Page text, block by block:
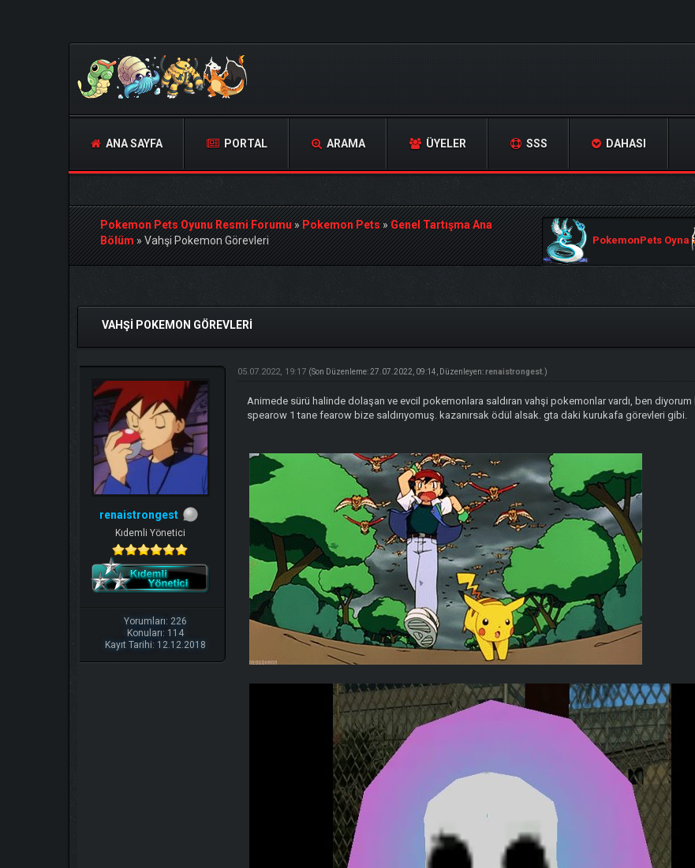
ANA SAYFA PORTAL ARAMA ÜYELER SSS DAHASI
Pokemon Pets Oyunu Resmi Forumu»Pokemon Pets»Genel Tartışma Ana
Bölüm»Vahşi Pokemon Görevleri PokemonPets Oyna
Derecelendirme: 0/5 - 0 oy
VAHŞI POKEMON GÖREVLERI
renaistrongest
Kıdemli Yönetici
Yorumları: 226
Konuları: 114
Kayıt Tarihi: 12.12.2018
05.07.2022, 19:17 (Son Düzenleme: 27.07.2022, 09:14, Düzenleyen:renaistrongest .)
Animede sürü halinde dolaşan ve evcil pokemonlara saldıran vahşi pokemonlar vardı, ben
spearow 1 tane fearow bize saldırıyomuş. kazanırsak ödül alsak. gta daki kurukafa görevleri gibi.